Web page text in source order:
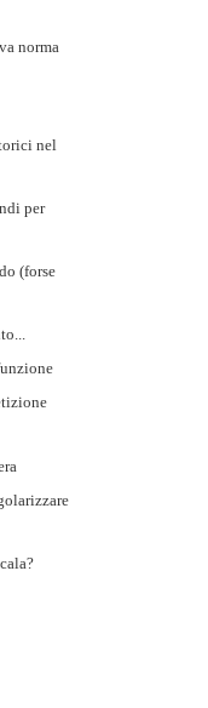
norma
nel
per
(forse